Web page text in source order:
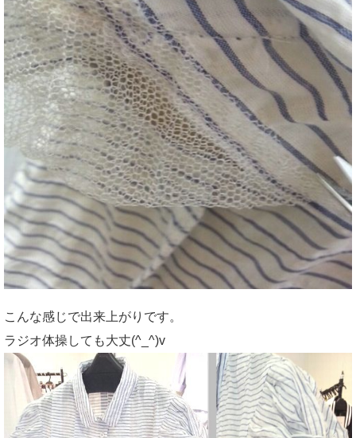
こんな感じで出来上がりです。
ラジオ体操しても大丈(^_^)v